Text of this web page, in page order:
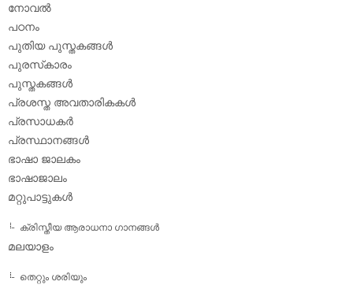
നോവല്‍
പഠനം
പുതിയ പുസ്തകങ്ങള്‍
പുരസ്‌കാരം
പുസ്തകങ്ങള്‍
പ്രശസ്ത അവതാരികകള്‍
പ്രസാധകര്‍
പ്രസ്ഥാനങ്ങള്‍
ഭാഷാ ജാലകം
ഭാഷാജാലം
മറ്റുപാട്ടുകള്‍
ക്രിസ്തീയ ആരാധനാ ഗാനങ്ങള്‍
മലയാളം
തെറ്റും ശരിയും